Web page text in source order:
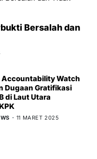
Bersalah dan
Accountability Watch
Dugaan Gratifikasi
di Laut Utara
11 MARET 2025